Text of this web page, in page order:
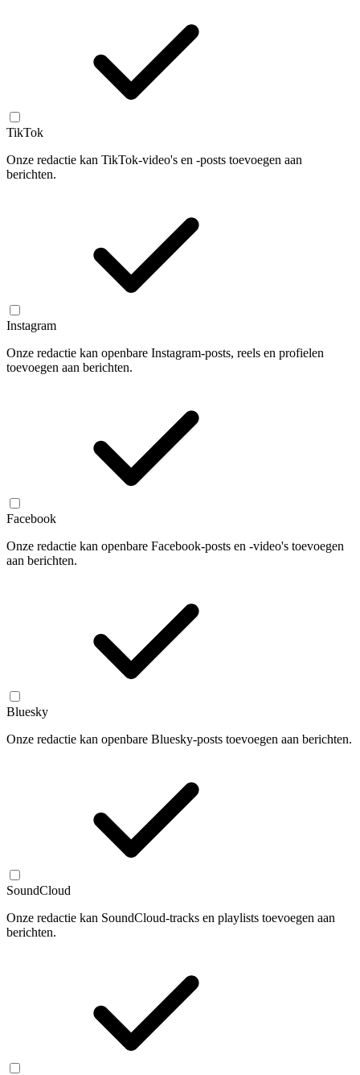
TikTok
Onze redactie kan TikTok-video's en -posts toevoegen aan
berichten.
Instagram
Onze redactie kan openbare Instagram-posts, reels en profielen
toevoegen aan berichten.
Facebook
Onze redactie kan openbare Facebook-posts en -video's toevoegen
aan berichten.
Bluesky
Onze redactie kan openbare Bluesky-posts toevoegen aan berichten.
SoundCloud
Onze redactie kan SoundCloud-tracks en playlists toevoegen aan
berichten.